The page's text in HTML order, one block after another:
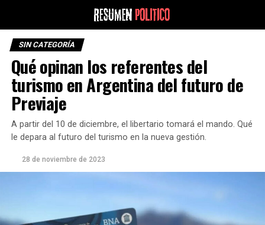
SIN CATEGORÍA
Qué opinan los referentes del
turismo en Argentina del futuro de
Previaje
A partir del 10 de diciembre, el libertario tomará el mando. Qué
le depara al futuro del turismo en la nueva gestión.
28 de noviembre de 2023